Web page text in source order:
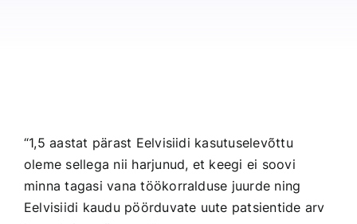
“1,5 aastat pärast Eelvisiidi kasutuselevõttu
oleme sellega nii harjunud, et keegi ei soovi
minna tagasi vana töökorralduse juurde ning
Eelvisiidi kaudu pöörduvate uute patsientide arv